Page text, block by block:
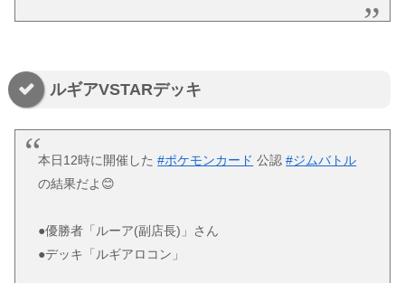
ルギアVSTARデッキ
本日12時に開催した#ポケモンカード 公認#ジムバトル
の結果だよ😊
●優勝者「ルーア(副店長)」さん
●デッキ「ルギアロコン」